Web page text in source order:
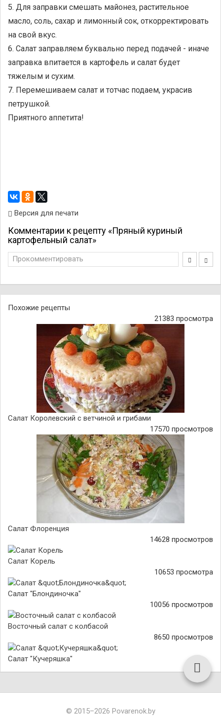
5. Для заправки смешать майонез, растительное
масло, соль, сахар и лимонный сок, откорректировать
на свой вкус.
6. Салат заправляем буквально перед подачей - иначе
заправка впитается в картофель и салат будет
тяжелым и сухим.
7. Перемешиваем салат и тотчас подаем, украсив
петрушкой.
Приятного аппетита!
Версия для печати
Комментарии к рецепту «Пряный куриный
картофельный салат»
Прокомментировать
Похожие рецепты
21383 просмотра
Салат Королевский с ветчиной и грибами
17570 просмотров
Салат Флоренция
14628 просмотров
Салат Корель
10653 просмотра
Салат "Блондиночка"
10056 просмотров
Восточный салат с колбасой
8650 просмотров
Салат "Кучеряшка"
© 2015–2026 Povarenok.by